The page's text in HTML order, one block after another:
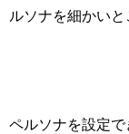
ルソナを細かいと
ペルソナを設定